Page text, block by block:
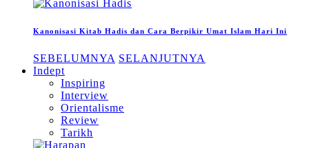
Kanonisasi Kitab Hadis dan Cara Berpikir Umat Islam Hari Ini
SEBELUMNYA SELANJUTNYA
Indept
Inspiring
Interview
Orientalisme
Review
Tarikh